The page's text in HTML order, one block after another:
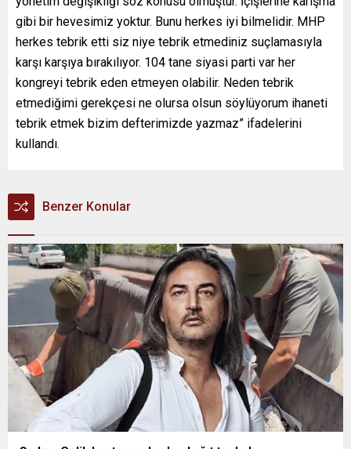
gibi bir hevesimiz yoktur. Bunu herkes iyi bilmelidir. MHP
herkes tebrik etti siz niye tebrik etmediniz suçlamasıyla
karşı karşıya bırakılıyor. 104 tane siyasi parti var her
kongreyi tebrik eden etmeyen olabilir. Neden tebrik
etmediğimi gerekçesi ne olursa olsun söylüyorum ihaneti
tebrik etmek bizim defterimizde yazmaz” ifadelerini
kullandı.
Benzer Konular